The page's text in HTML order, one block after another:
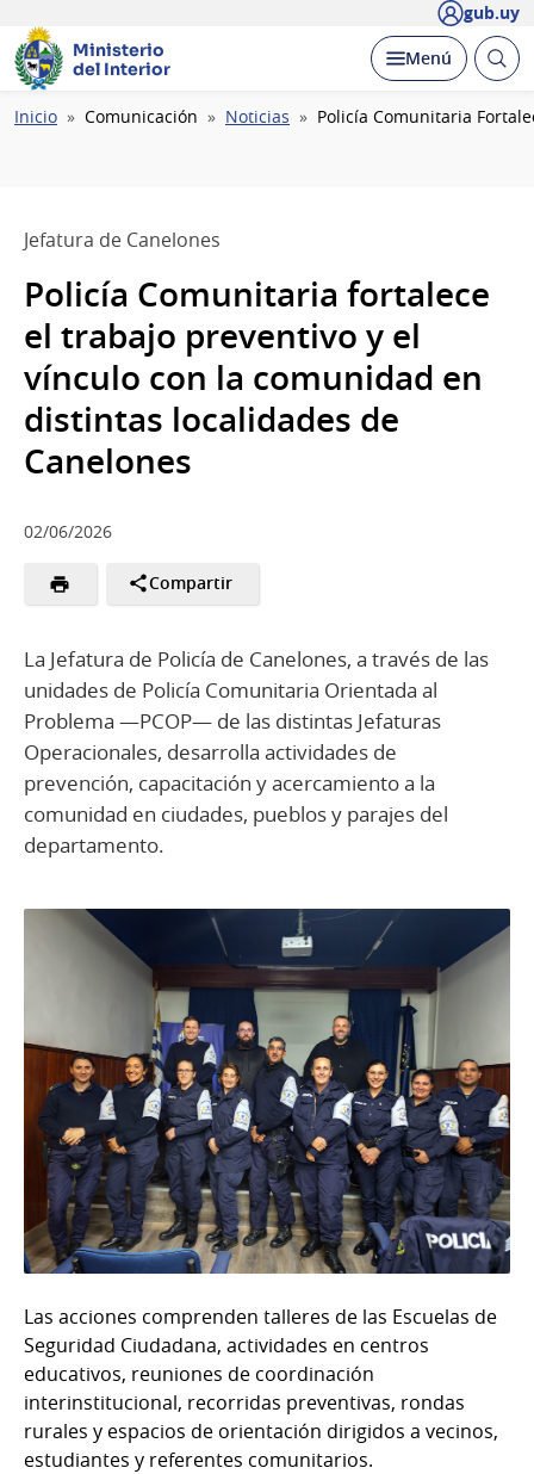
gub.uy
Ministerio
del Interior
Desplegar
Menú Abrir
Ruta
Inicio Comunicación Noticias Policía Comunitaria
Jefatura de Canelones
Policía Comunitaria fortalece
el trabajo preventivo y el
vínculo con la comunidad en
distintas localidades de
Canelones
02/06/2026
Compartir
La Jefatura de Policía de Canelones, a través de las
unidades de Policía Comunitaria Orientada al
Problema —PCOP— de las distintas Jefaturas
Operacionales, desarrolla actividades de
prevención, capacitación y acercamiento a la
comunidad en ciudades, pueblos y parajes del
departamento.
Las acciones comprenden talleres de las Escuelas de
Seguridad Ciudadana, actividades en centros
educativos, reuniones de coordinación
interinstitucional, recorridas preventivas, rondas
rurales y espacios de orientación dirigidos a vecinos,
estudiantes y referentes comunitarios.